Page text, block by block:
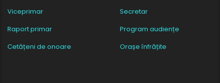
Viceprimar
Secretar
Raport primar
Program audiențe
Cetățeni de onoare
Orașe înfrățite